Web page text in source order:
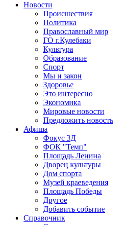
Новости
Происшествия
Политика
Православный мир
ГО г.Кулебаки
Культура
Образование
Спорт
Мы и закон
Здоровье
Это интересно
Экономика
Мировые новости
Предложить новость
Афиша
Фокус 3Д
ФОК "Темп"
Площадь Ленина
Дворец культуры
Дом спорта
Музей краеведения
Площадь Победы
Другое
Добавить событие
Справочник